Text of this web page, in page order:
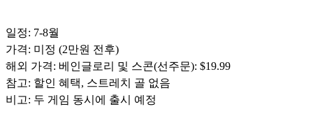
일정: 7-8월
가격: 미정 (2만원 전후)
해외 가격: 베인글로리 및 스콘(선주문): $19.99
참고: 할인 혜택, 스트레치 골 없음
비고: 두 게임 동시에 출시 예정